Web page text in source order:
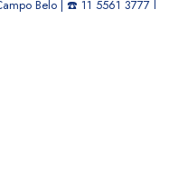
Belo | ☎️ 11 5561 3777 l